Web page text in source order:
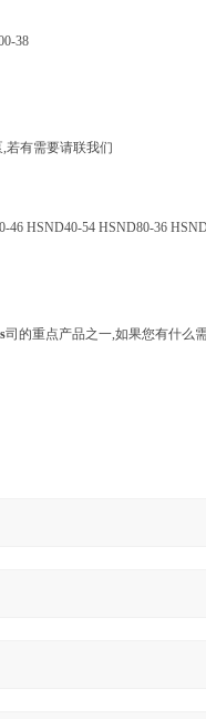
38
若有需要请联我们
HSND40-54 HSND80-36
s司的重点产品之一,如果您有什么